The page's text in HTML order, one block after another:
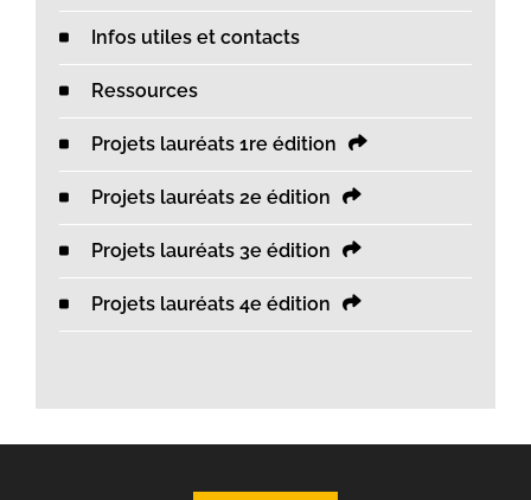
Infos utiles et contacts
Ressources
Projets lauréats 1re édition
Projets lauréats 2e édition
Projets lauréats 3e édition
Projets lauréats 4e édition